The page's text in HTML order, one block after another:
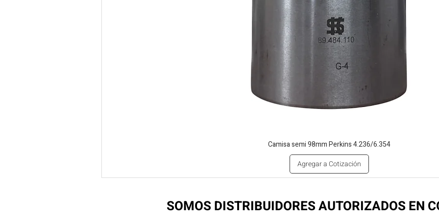
Camisa semi 98mm Perkins 4.236/6.354
Agregar a Cotización
SOMOS DISTRIBUIDORES AUTORIZADOS EN